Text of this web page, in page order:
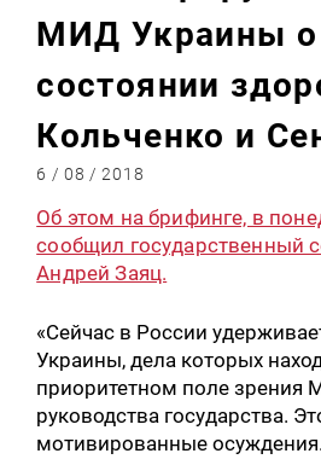
МИД Украины о
состоянии
Кольченко и
6 / 08 / 2018
Об этом на брифинге, в
сообщил государственный
Андрей Заяц.
«Сейчас в России
Украины, дела которых
приоритетном поле зрения
руководства государства.
мотивированные